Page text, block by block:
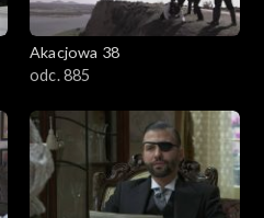
Akacjowa 38
odc. 885